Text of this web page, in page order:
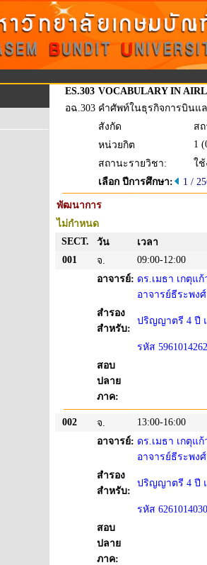
ES.303 VOCABULARY IN
อฉ.303 คำศัพท์ในธุรกิจการบินแ
สังกัด
ส
หน่วยกิต
1
สถานะรายวิชา:
ใ
เลือก ปีการศึกษา:
1 /
พัฒนาการ
ไม่กำหนด
SECT.
วัน
เวลา
001
จ.
09:00-12:00
อาจารย์: ดร.เมธา เกตุแก้
อาจารย์ธีระพง
สำรอง
สำหรับ:
ปริญญาตรี 4 ปี
รหัส
สอบ
ปลาย
ภาค:
002 จ.
13:00-16:00
อาจารย์: ดร.เมธา เกตุแก้
อาจารย์ธีระพง
สำรอง
สำหรับ:
ปริญญาตรี 4 ปี
รหัส
สอบ
ปลาย
ภาค: